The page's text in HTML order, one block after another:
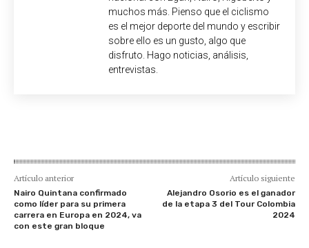
muchos más. Pienso que el ciclismo
es el mejor deporte del mundo y escribir
sobre ello es un gusto, algo que
disfruto. Hago noticias, análisis,
entrevistas.
Artículo anterior
Nairo Quintana confirmado
como líder para su primera
carrera en Europa en 2024, va
con este gran bloque
Artículo siguiente
Alejandro Osorio es el ganador
de la etapa 3 del Tour Colombia
2024